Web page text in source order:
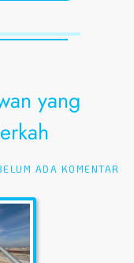
yang
ADA KOMENTAR